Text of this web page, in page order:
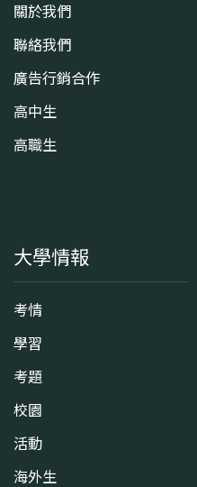
關於我們
聯絡我們
廣告行銷合作
高中生
高職生
大學情報
考情
學習
考題
校園
活動
海外生